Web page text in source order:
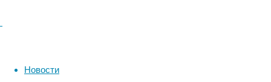
Новости
alba